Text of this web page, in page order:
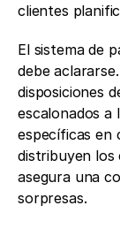
clientes
El sistema de
debe
disposiciones
escalonados a
específicas en
distribuyen los
asegura una
sorpresas.